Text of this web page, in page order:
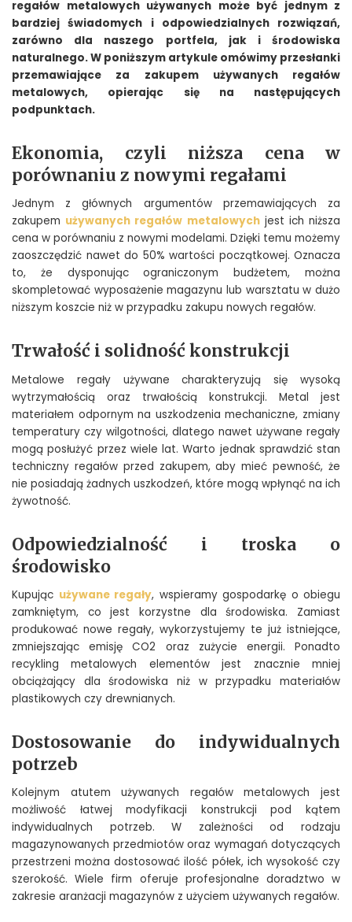
regałów metalowych używanych może być jednym z
bardziej świadomych i odpowiedzialnych rozwiązań,
zarówno dla naszego portfela, jak i środowiska
naturalnego. W poniższym artykule omówimy przesłanki
przemawiające za zakupem używanych regałów
metalowych, opierając się na następujących
podpunktach.
Ekonomia, czyli niższa cena w
porównaniu z nowymi regałami
Jednym z głównych argumentów przemawiających za
zakupem używanych regałów metalowychjest ich niższa
cena w porównaniu z nowymi modelami. Dzięki temu możemy
zaoszczędzić nawet do 50% wartości początkowej. Oznacza
to, że dysponując ograniczonym budżetem, można
skompletować wyposażenie magazynu lub warsztatu w dużo
niższym koszcie niż w przypadku zakupu nowych regałów.
Trwałość i solidność konstrukcji
Metalowe regały używane charakteryzują się wysoką
wytrzymałością oraz trwałością konstrukcji. Metal jest
materiałem odpornym na uszkodzenia mechaniczne, zmiany
temperatury czy wilgotności, dlatego nawet używane regały
mogą posłużyć przez wiele lat. Warto jednak sprawdzić stan
techniczny regałów przed zakupem, aby mieć pewność, że
nie posiadają żadnych uszkodzeń, które mogą wpłynąć na ich
żywotność.
Odpowiedzialność i troska o
środowisko
Kupując używane regały, wspieramy gospodarkę o obiegu
zamkniętym, co jest korzystne dla środowiska. Zamiast
produkować nowe regały, wykorzystujemy te już istniejące,
zmniejszając emisję CO2 oraz zużycie energii. Ponadto
recykling metalowych elementów jest znacznie mniej
obciążający dla środowiska niż w przypadku materiałów
plastikowych czy drewnianych.
Dostosowanie do indywidualnych
potrzeb
Kolejnym atutem używanych regałów metalowych jest
możliwość łatwej modyfikacji konstrukcji pod kątem
indywidualnych potrzeb. W zależności od rodzaju
magazynowanych przedmiotów oraz wymagań dotyczących
przestrzeni można dostosować ilość półek, ich wysokość czy
szerokość. Wiele firm oferuje profesjonalne doradztwo w
zakresie aranżacji magazynów z użyciem używanych regałów.